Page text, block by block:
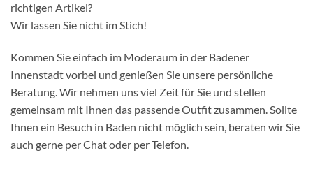
richtigen Artikel?
Wir lassen Sie nicht im Stich!
Kommen Sie einfach im Moderaum in der Badener
Innenstadt vorbei und genießen Sie unsere persönliche
Beratung. Wir nehmen uns viel Zeit für Sie und stellen
gemeinsam mit Ihnen das passende Outfit zusammen. Sollte
Ihnen ein Besuch in Baden nicht möglich sein, beraten wir Sie
auch gerne per Chat oder per Telefon.